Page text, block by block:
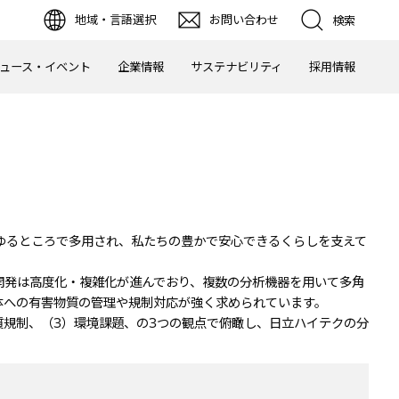
地域・言語選択 お問い合わせ 検索
ース・イベント 企業情報 サステナビリティ 採用情報
ところで多用され、私たちの豊かで安心できるくらしを支えて
は高度化・複雑化が進んでおり、複数の分析機器を用いて多角
の有害物質の管理や規制対応が強く求められています。
制、（3）環境課題、の3つの観点で俯瞰し、日立ハイテクの分